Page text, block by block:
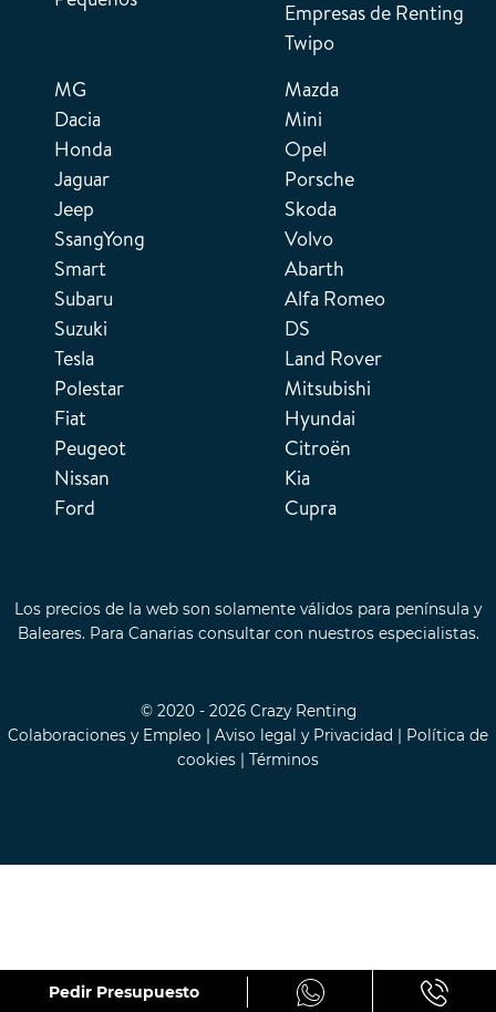
MG
Dacia
Honda
Jaguar
Jeep
SsangYong
Smart
Subaru
Suzuki
Tesla
Polestar
Fiat
Peugeot
Nissan
Ford
Mazda
Mini
Opel
Porsche
Skoda
Volvo
Abarth
Alfa Romeo
DS
Land Rover
Mitsubishi
Hyundai
Citroën
Kia
Cupra
Empresas de Renting
Twipo
Los precios de la web son solamente válidos para península y
Baleares. Para Canarias consultar con nuestros especialistas.
© 2020 - 2026 Crazy Renting
Colaboraciones y Empleo
Aviso legal y Privacidad
Política de
cookies
Términos
Pedir Presupuesto